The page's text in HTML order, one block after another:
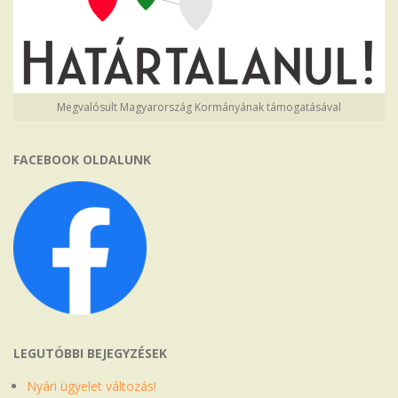
Megvalósult Magyarország Kormányának támogatásával
FACEBOOK OLDALUNK
LEGUTÓBBI BEJEGYZÉSEK
Nyári ügyelet változás!